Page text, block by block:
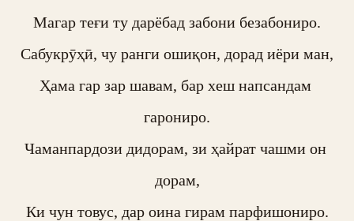
Магар теғи ту дарёбад забони безабониро.
Сабукрӯҳӣ, чу ранги ошиқон, дорад иёри ман,
Ҳама гар зар шавам, бар хеш напсандам
гарониро.
Чаманпардози дидорам, зи ҳайрат чашми он
дорам,
Ки чун товус, дар оина гирам парфишониро.